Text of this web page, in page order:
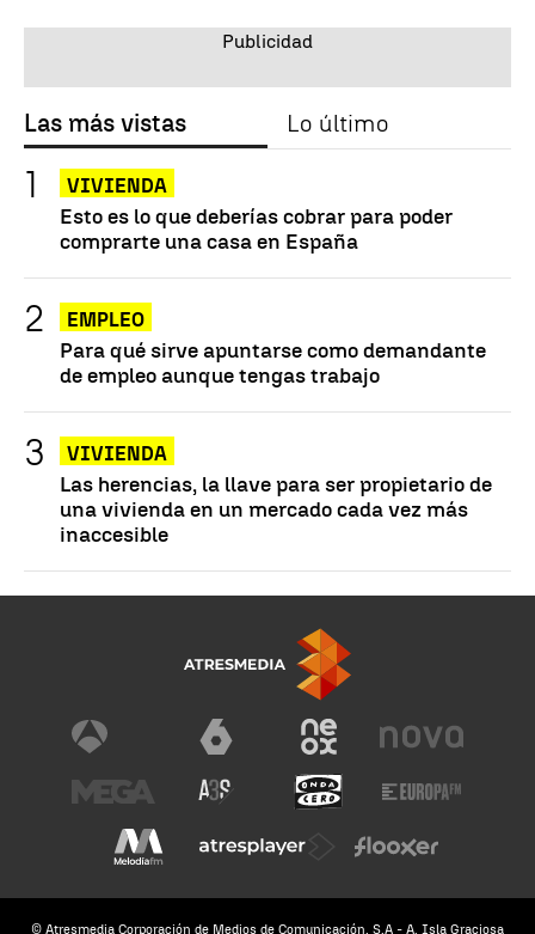
Las más vistas Lo último
VIVIENDA
Esto es lo que deberías cobrar para poder
comprarte una casa en España
EMPLEO
Para qué sirve apuntarse como demandante
de empleo aunque tengas trabajo
VIVIENDA
Las herencias, la llave para ser propietario de
una vivienda en un mercado cada vez más
inaccesible
© Atresmedia Corporación de Medios de Comunicación, S.A - A. Isla Graciosa